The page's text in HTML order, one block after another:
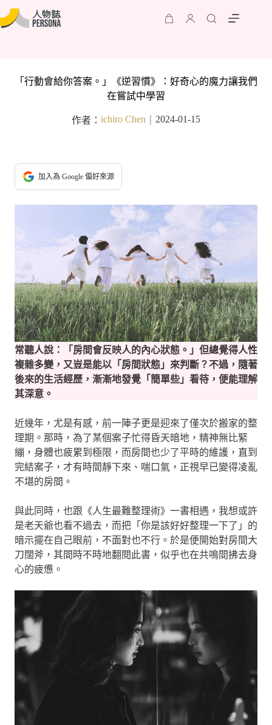
「行動會給你答案。」《逆習慣》：好奇心的魔力讓我們
在嘗試中學習
作者： ichiro Chen 2024-01-15
加入為 Google 偏好來源
常聽人說：「房間會反映人的內心狀態。」但總覺得人性
複雜多變，又豈是能以「房間狀態」來判斷？不過，隨著
後來的生活經歷，漸漸地發覺「簡單些」看待，便能理解
其深意。
近幾年，尤是有感，前一陣子更是迎來了僅次於搬家的整
理期。那時，為了某個案子忙得昏天暗地，精神無比緊
繃，身體也疲累到極限，而房間也少了平時的維護，直到
完結案子，才有時間靜下來、喘口氣，正視早已變得凌亂
不堪的房間。
與此同時，也跟《人生最難整理術》一書相遇，我想或許
是老天爺也看不過去，而把「你是該好好整理一下了」的
暗示擺在自己眼前，不面對也不行。於是便開始對房間大
刀闊斧，其間時不時地翻閱此書，似乎也在共鳴間拂去身
心的疲憊。